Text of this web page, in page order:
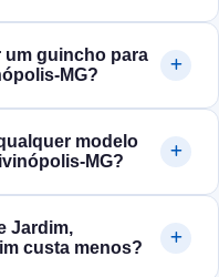
um guincho para
modelo
Jardim,
custa menos?